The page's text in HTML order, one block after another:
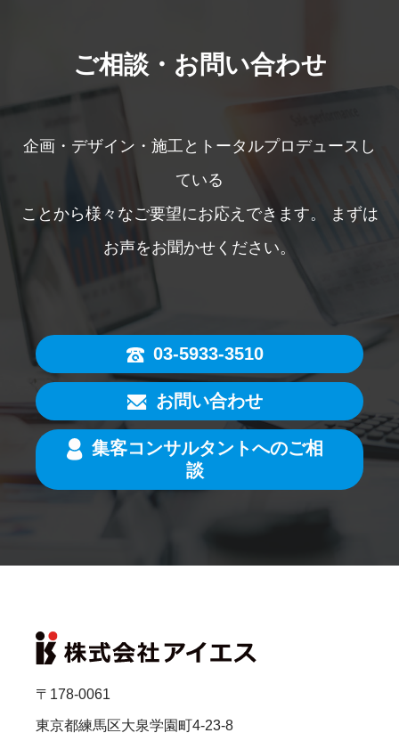
ご相談・お問い合わせ
企画・デザイン・施工とトータルプロデュースし
ている
ことから様々なご要望にお応えできます。
まずは
お声をお聞かせください。
03-5933-3510
お問い合わせ
集客コンサルタントへのご相
談
〒178-0061
東京都練馬区大泉学園町4-23-8